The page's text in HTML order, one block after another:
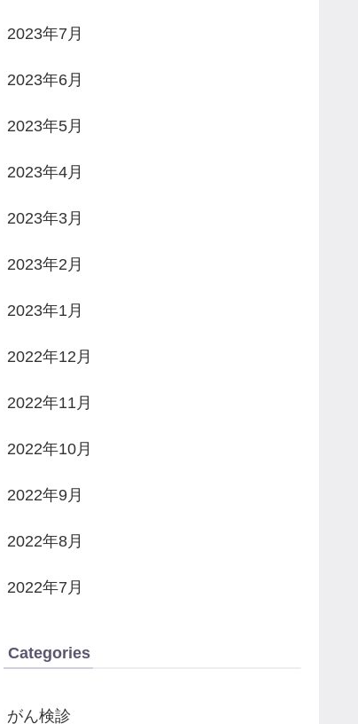
2023年7月
2023年6月
2023年5月
2023年4月
2023年3月
2023年2月
2023年1月
2022年12月
2022年11月
2022年10月
2022年9月
2022年8月
2022年7月
Categories
がん検診